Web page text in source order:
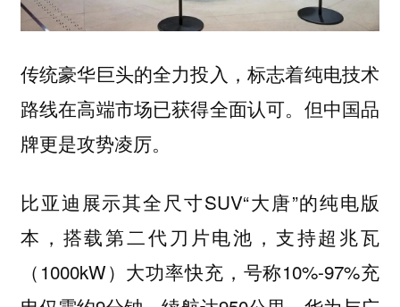
传统豪华巨头的全力投入，标志着纯电技术
路线在高端市场已获得全面认可。但中国品
牌更是攻势凌厉。
比亚迪展示其全尺寸SUV“大唐”的纯电版
本，搭载第二代刀片电池，支持超兆瓦
（1000kW）大功率快充，号称10%-97%充